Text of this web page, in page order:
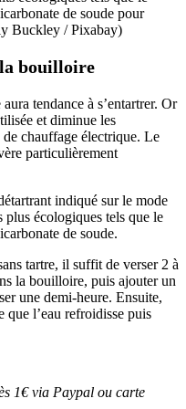
de soude pour
Buckley / Pixabay)
bouilloire
tendance à s’entartrer. Or
et diminue les
de chauffage électrique. Le
particulièrement
indiqué sur le mode
plus écologiques tels que le
de soude.
tartre, il suffit de verser 2 à
la bouilloire, puis ajouter un
une demi-heure. Ensuite,
que l’eau refroidisse puis
1€ via Paypal ou carte